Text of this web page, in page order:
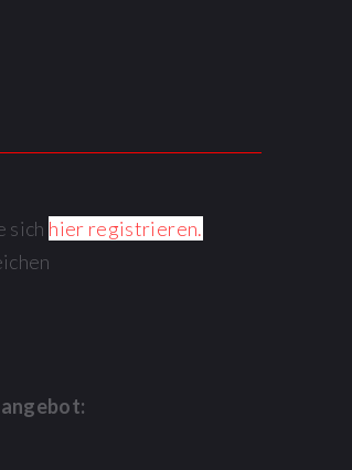
sich hier registrieren.